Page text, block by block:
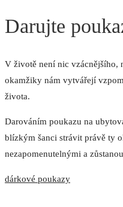
Darujte
V životě není nic vzácnějšího,
okamžiky nám vytvářejí
života.
Darováním poukazu na
blízkým šanci strávit právě ty
nezapomenutelnými a
dárkové poukazy